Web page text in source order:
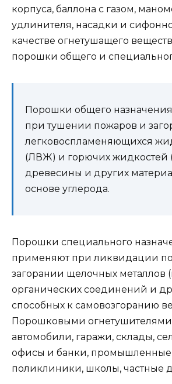
корпуса, баллона с газом,
удлинителя, насадки и
качестве огнетушащего
порошки общего и
Порошки общего
при тушении пожаров и
легковоспламеняющихся
(ЛВЖ) и горючих жидкостей
древесины и других
основе углерода.
Порошки специального
применяют при ликвидации
загорании щелочных металлов
органических соединений и
способных к самовозгоранию
Порошковыми
автомобили, гаражи, склады,
офисы и банки, промышленные
поликлиники, школы, частные